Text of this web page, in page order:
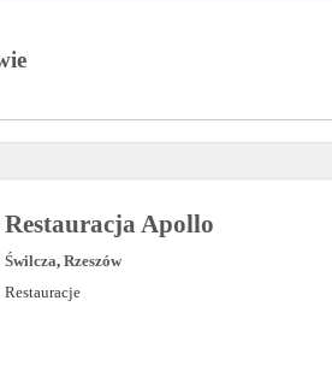
Restauracja Apollo
Świlcza, Rzeszów
Restauracje